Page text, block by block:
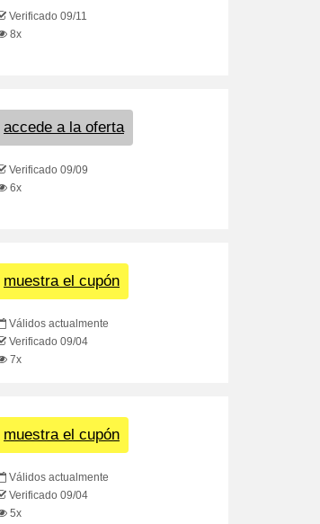
Verificado 09/11
8x
accede a la oferta
Verificado 09/09
6x
muestra el cupón
Válidos actualmente
Verificado 09/04
7x
muestra el cupón
Válidos actualmente
Verificado 09/04
5x